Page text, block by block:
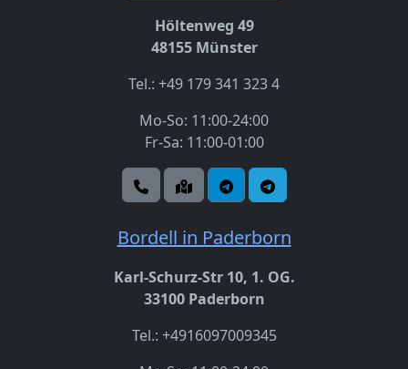
Höltenweg 49
48155 Münster
Tel.: +49 179 341 323 4
Mo-So: 11:00-24:00
Fr-Sa: 11:00-01:00
Bordell in Paderborn
Karl-Schurz-Str 10, 1. OG.
33100 Paderborn
Tel.: +4916097009345